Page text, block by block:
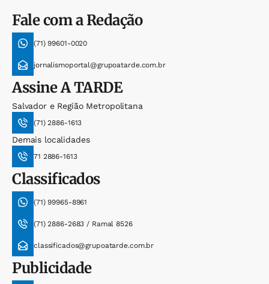
Fale com a Redação
(71) 99601-0020
jornalismoportal@grupoatarde.com.br
AssineA TARDE
Salvador e Região Metropolitana
(71) 2886-1613
Demais localidades
71 2886-1613
Classificados
(71) 99965-8961
(71) 2886-2683 / Ramal 8526
classificados@grupoatarde.com.br
Publicidade